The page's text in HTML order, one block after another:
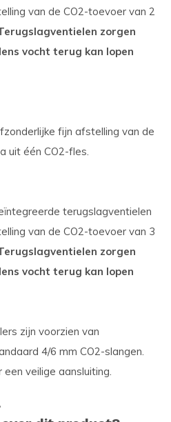
van de CO2-toevoer van 2
zorgen
vocht terug kan lopen
fijn afstelling van de
uit één CO2-fles.
terugslagventielen
van de CO2-toevoer van 3
zorgen
vocht terug kan lopen
zijn voorzien van
4/6 mm CO2-slangen.
veilige aansluiting.